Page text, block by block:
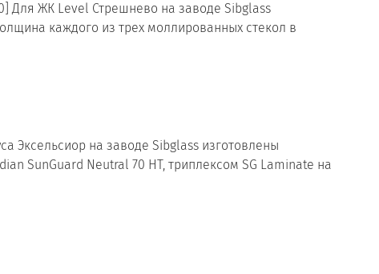
Для ЖК Level Стрешнево на заводе Sibglass
каждого из трех моллированных стекол в
Эксельсиор на заводе Sibglass изготовлены
SunGuard Neutral 70 HT, триплексом SG Laminate на